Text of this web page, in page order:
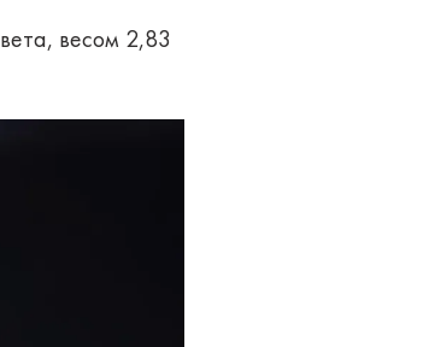
весом 2,83